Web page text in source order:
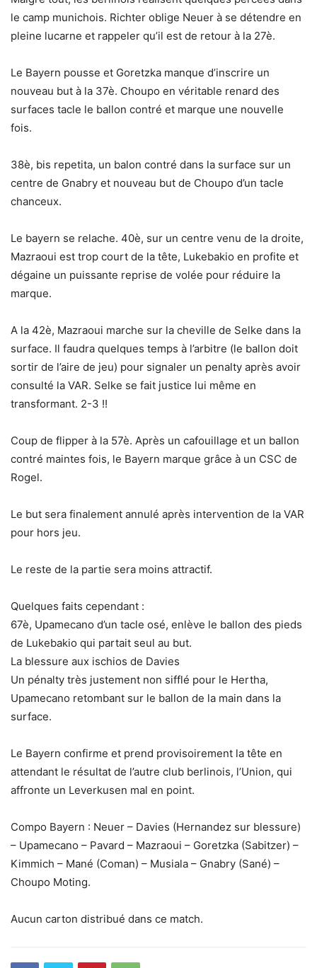
le camp munichois. Richter oblige Neuer à se détendre en
pleine lucarne et rappeler qu’il est de retour à la 27è.
Le Bayern pousse et Goretzka manque d’inscrire un
nouveau but à la 37è. Choupo en véritable renard des
surfaces tacle le ballon contré et marque une nouvelle
fois.
38è, bis repetita, un balon contré dans la surface sur un
centre de Gnabry et nouveau but de Choupo d’un tacle
chanceux.
Le bayern se relache. 40è, sur un centre venu de la droite,
Mazraoui est trop court de la tête, Lukebakio en profite et
dégaine un puissante reprise de volée pour réduire la
marque.
A la 42è, Mazraoui marche sur la cheville de Selke dans la
surface. Il faudra quelques temps à l’arbitre (le ballon doit
sortir de l’aire de jeu) pour signaler un penalty après avoir
consulté la VAR. Selke se fait justice lui même en
transformant. 2-3 !!
Coup de flipper à la 57è. Après un cafouillage et un ballon
contré maintes fois, le Bayern marque grâce à un CSC de
Rogel.
Le but sera finalement annulé après intervention de la VAR
pour hors jeu.
Le reste de la partie sera moins attractif.
Quelques faits cependant :
67è, Upamecano d’un tacle osé, enlève le ballon des pieds
de Lukebakio qui partait seul au but.
La blessure aux ischios de Davies
Un pénalty très justement non sifflé pour le Hertha,
Upamecano retombant sur le ballon de la main dans la
surface.
Le Bayern confirme et prend provisoirement la tête en
attendant le résultat de l’autre club berlinois, l’Union, qui
affronte un Leverkusen mal en point.
Compo Bayern : Neuer – Davies (Hernandez sur blessure)
– Upamecano – Pavard – Mazraoui – Goretzka (Sabitzer) –
Kimmich – Mané (Coman) – Musiala – Gnabry (Sané) –
Choupo Moting.
Aucun carton distribué dans ce match.